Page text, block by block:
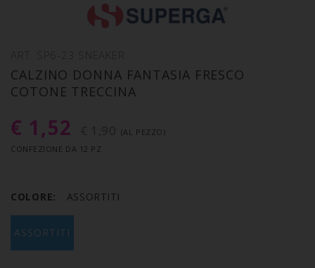
CALZINO DONNA FANTASIA FRESCO
COTONE TRECCINA
€ 1,52
(AL PEZZO)
CONFEZIONE DA 12 PZ
COLORE: ASSORTITI
ASSORTITI